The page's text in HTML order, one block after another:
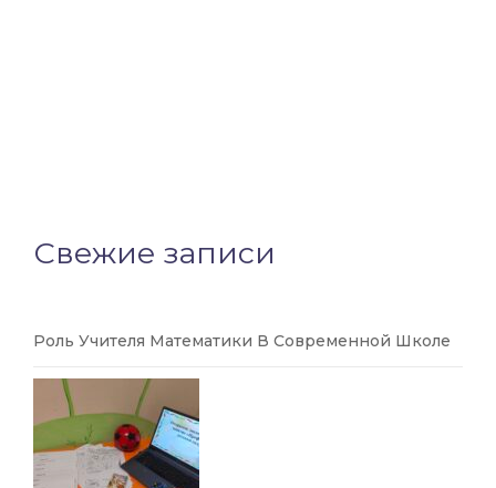
Свежие записи
Роль Учителя Математики В Современной Школе